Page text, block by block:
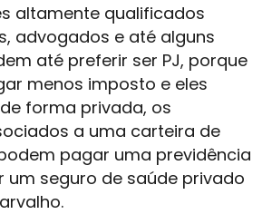
altamente qualificados
advogados e até alguns
até preferir ser PJ, porque
menos imposto e eles
forma privada, os
a uma carteira de
pagar uma previdência
um seguro de saúde privado